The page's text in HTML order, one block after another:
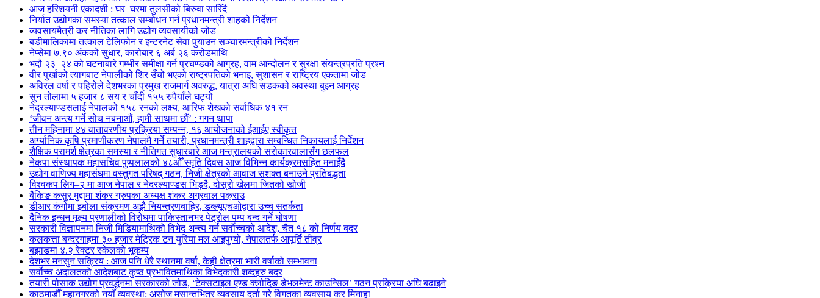
आज हरिशयनी एकादशी : घर–घरमा तुलसीको बिरुवा सारिँदै
निर्यात उद्योगका समस्या तत्काल सम्बोधन गर्न प्रधानमन्त्री शाहको निर्देशन
व्यवसायमैत्री कर नीतिका लागि उद्योग व्यवसायीको जोड
बडीमालिकामा तत्काल टेलिफोन र इन्टरनेट सेवा पुर्‍याउन सञ्चारमन्त्रीको निर्देशन
नेप्सेमा ७.९० अंकको सुधार, कारोबार ६ अर्ब २६ करोडमाथि
भदौ २३–२४ को घटनाबारे गम्भीर समीक्षा गर्न प्रचण्डको आग्रह, वाम आन्दोलन र सुरक्षा संयन्त्रप्रति प्रश्न
वीर पुर्खाको त्यागबाट नेपालीको शिर उँचो भएको राष्ट्रपतिको भनाइ, सुशासन र राष्ट्रिय एकतामा जोड
अविरल वर्षा र पहिरोले देशभरका प्रमुख राजमार्ग अवरुद्ध, यात्रा अघि सडकको अवस्था बुझ्न आग्रह
सुन तोलामा ५ हजार ८ सय र चाँदी १५५ रुपैयाँले घट्यो
नेदरल्याण्डसलाई नेपालको १५८ रनको लक्ष्य, आरिफ शेखको सर्वाधिक ४१ रन
‘जीवन अन्त्य गर्ने सोच नबनाऔं, हामी साथमा छौं’ : गगन थापा
तीन महिनामा ४४ वातावरणीय प्रक्रिया सम्पन्न, १६ आयोजनाको ईआईए स्वीकृत
अर्ग्यानिक कृषि प्रमाणीकरण नेपालमै गर्ने तयारी, प्रधानमन्त्री शाहद्वारा सम्बन्धित निकायलाई निर्देशन
शैक्षिक परामर्श क्षेत्रका समस्या र नीतिगत सुधारबारे आज मन्त्रालयको सरोकारवालासँग छलफल
नेकपा संस्थापक महासचिव पुष्पलालको ४८औँ स्मृति दिवस आज विभिन्न कार्यक्रमसहित मनाइँदै
उद्योग वाणिज्य महासंघमा वस्तुगत परिषद् गठन, निजी क्षेत्रको आवाज सशक्त बनाउने प्रतिबद्धता
विश्वकप लिग–२ मा आज नेपाल र नेदरल्याण्डस भिड्दै, दोस्रो खेलमा जितको खोजी
बैंकिङ कसुर मुद्दामा शंकर ग्रुपका अध्यक्ष शंकर अग्रवाल पक्राउ
डीआर कंगोमा इबोला संक्रमण अझै नियन्त्रणबाहिर, डब्ल्यूएचओद्वारा उच्च सतर्कता
दैनिक इन्धन मूल्य प्रणालीको विरोधमा पाकिस्तानभर पेट्रोल पम्प बन्द गर्ने घोषणा
सरकारी विज्ञापनमा निजी मिडियामाथिको विभेद अन्त्य गर्न सर्वोच्चको आदेश, चैत १८ को निर्णय बदर
कलकत्ता बन्दरगाहमा ३० हजार मेट्रिक टन युरिया मल आइपुग्यो, नेपालतर्फ आपूर्ति तीव्र
बझाङमा ४.२ रेक्टर स्केलको भूकम्प
देशभर मनसुन सक्रिय : आज पनि धेरै स्थानमा वर्षा, केही क्षेत्रमा भारी वर्षाको सम्भावना
सर्वोच्च अदालतको आदेशबाट कुष्ठ प्रभावितमाथिका विभेदकारी शब्दहरु बदर
तयारी पोसाक उद्योग प्रवर्द्धनमा सरकारको जोड, ‘टेक्सटाइल एण्ड क्लोदिङ डेभलमेन्ट काउन्सिल’ गठन प्रक्रिया अघि बढाइने
काठमाडौँ महानगरको नयाँ व्यवस्था: असोज मसान्तभित्र व्यवसाय दर्ता गरे विगतका व्यवसाय कर मिनाहा